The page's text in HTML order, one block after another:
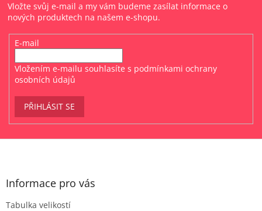
Vložte svůj e-mail a my vám budeme zasílat informace o
nových produktech na našem e-shopu.
E-mail
Vložením e-mailu souhlasíte s podmínkami ochrany
osobních údajů
PŘIHLÁSIT SE
Z
Informace pro vás
Tabulka velikostí